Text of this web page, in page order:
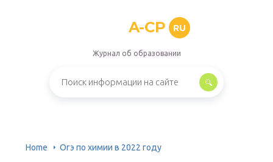
A-CP RU
Журнал об образовании
Home Огэ по химии в 2022 году